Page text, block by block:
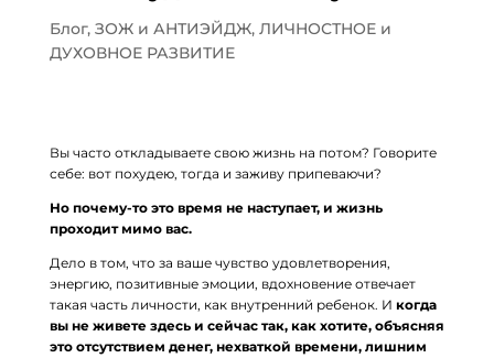
Блог, ЗОЖ и АНТИЭЙДЖ, ЛИЧНОСТНОЕ и
ДУХОВНОЕ РАЗВИТИЕ
Вы часто откладываете свою жизнь на потом? Говорите
себе: вот похудею, тогда и заживу припеваючи?
Но почему-то это время не наступает, и жизнь
проходит мимо вас.
Дело в том, что за ваше чувство удовлетворения,
энергию, позитивные эмоции, вдохновение отвечает
такая часть личности, как внутренний ребенок. И когда
вы не живете здесь и сейчас так, как хотите, объясняя
это отсутствием денег, нехваткой времени, лишним